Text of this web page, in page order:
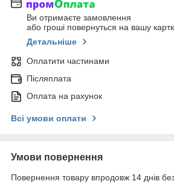
Ви отримаєте замовлення
або гроші повернуться на вашу
Детальніше
Оплатити частинами
Післяплата
Оплата на рахунок
Всі умови оплати
Умови повернення
Повернення товару впродовж 14 днів